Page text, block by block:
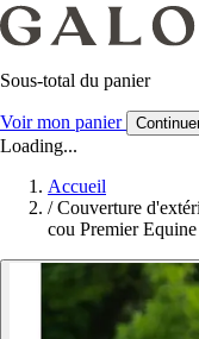
Sous-total du panier
Voir mon panier
Loading...
Accueil
/ Couverture
cou Premier